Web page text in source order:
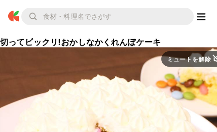
切ってビックリ!おかしなかくれんぼケーキ
ミュートを解除